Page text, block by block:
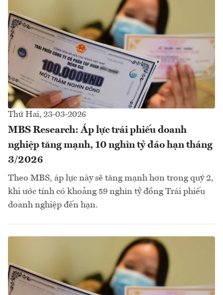
Thứ Hai, 23-03-2026
MBS Research: Áp lực trái phiếu doanh
nghiệp tăng mạnh, 10 nghìn tỷ đáo hạn tháng
3/2026
Theo MBS, áp lực này sẽ tăng mạnh hơn trong quý 2,
khi ước tính có khoảng 59 nghìn tỷ đồng Trái phiếu
doanh nghiệp đến hạn.